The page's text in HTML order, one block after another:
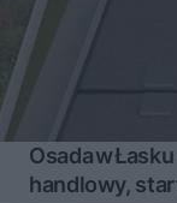
Osada w
handlowy,